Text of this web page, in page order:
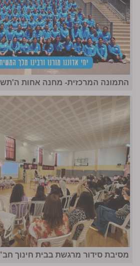
התמונה המרכזית- מחנה אחות
מסיבת סידור מרגשת בבית חינוך